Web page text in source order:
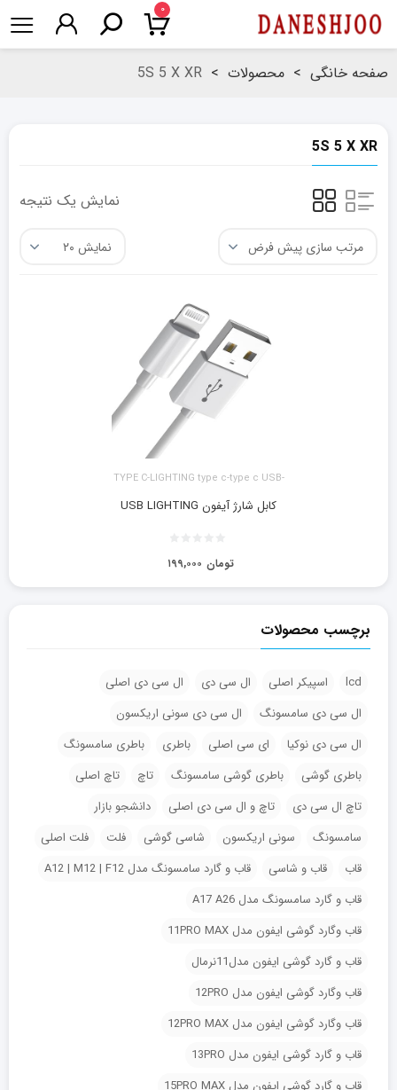
۰
صفحه خانگی > محصولات >
5S 5 X XR
5S 5 X XR
نمایش یک نتیجه
TYPE C-LIGHTING type c-type c USB-
کابل شارژ آیفون USB LIGHTING
۱۹۹,۰۰۰ تومان
برچسب محصولات
lcd اسپیکر اصلی ال سی دی
ال سی دی اصلی
ال سی دی سامسونگ
ال سی دی سونی اریکسون
ال سی دی نوکیا
ای سی اصلی باطری
باطری سامسونگ
باطری گوشی
باطری گوشی سامسونگ تاچ
تاچ اصلی
تاچ ال سی دی
تاچ و ال سی دی اصلی
دانشجو بازار
سامسونگ
سونی اریکسون شاسی گوشی فلت
فلت اصلی
قاب
قاب و شاسی
قاب و گارد سامسونگ مدل A12 | M12 | F12
قاب و گارد سامسونگ مدل A17 A26
قاب وگارد گوشی ایفون مدل 11PRO MAX
قاب و گارد گوشی ایفون مدل11نرمال
قاب وگارد گوشی ایفون مدل 12PRO
قاب وگارد گوشی ایفون مدل 12PRO MAX
قاب و گارد گوشی ایفون مدل 13PRO
قاب و گارد گوشی ایفون مدل 15PRO MAX